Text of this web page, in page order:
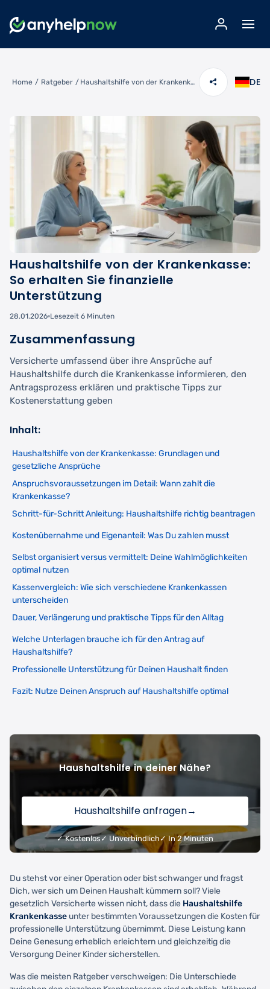
Home / Ratgeber / Haushaltshilfe von der Krankenkasse: So erhalten Sie finanzielle Unterstützung DE
Haushaltshilfe von der Krankenkasse:
So erhalten Sie finanzielle
Unterstützung
28.01.2026 Lesezeit 6 Minuten
Zusammenfassung
Versicherte umfassend über ihre Ansprüche auf
Haushaltshilfe durch die Krankenkasse informieren, den
Antragsprozess erklären und praktische Tipps zur
Kostenerstattung geben
Inhalt:
Haushaltshilfe von der Krankenkasse: Grundlagen und
gesetzliche Ansprüche
Anspruchsvoraussetzungen im Detail: Wann zahlt die
Krankenkasse?
Schritt-für-Schritt Anleitung: Haushaltshilfe richtig beantragen
Kostenübernahme und Eigenanteil: Was Du zahlen musst
Selbst organisiert versus vermittelt: Deine Wahlmöglichkeiten
optimal nutzen
Kassenvergleich: Wie sich verschiedene Krankenkassen
unterscheiden
Dauer, Verlängerung und praktische Tipps für den Alltag
Welche Unterlagen brauche ich für den Antrag auf
Haushaltshilfe?
Professionelle Unterstützung für Deinen Haushalt finden
Fazit: Nutze Deinen Anspruch auf Haushaltshilfe optimal
Haushaltshilfe in deiner Nähe?
Haushaltshilfe anfragen→
✓ Kostenlos✓ Unverbindlich ✓ In 2 Minuten
Du stehst vor einer Operation oder bist schwanger und fragst
Dich, wer sich um Deinen Haushalt kümmern soll? Viele
gesetzlich Versicherte wissen nicht, dass die Haushaltshilfe
Krankenkasse unter bestimmten Voraussetzungen die Kosten für
professionelle Unterstützung übernimmt. Diese Leistung kann
Deine Genesung erheblich erleichtern und gleichzeitig die
Versorgung Deiner Kinder sicherstellen.
Was die meisten Ratgeber verschweigen: Die Unterschiede